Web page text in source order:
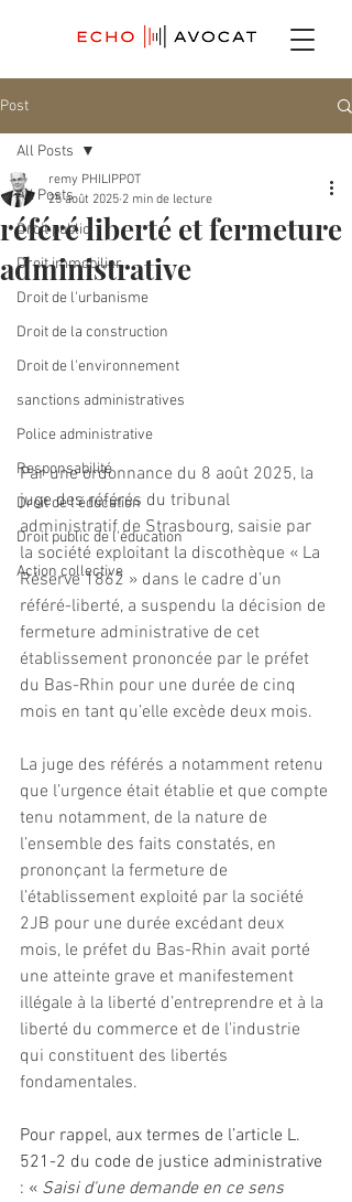
Post
All Posts
Droit public
Droit immobilier
Droit de l'urbanisme
Droit de la construction
Droit de l'environnement
sanctions administratives
Police administrative
Responsabilité
Droit de l'éducation
Droit public de l'éducation
Action collective
All Posts
référé liberté et fermeture
administrative
remy PHILIPPOT
25 août 2025 2 min de lecture
Par une ordonnance du 8 août 2025, la
juge des référés du tribunal
administratif de Strasbourg, saisie par
la société exploitant la discothèque « La
Réserve 1862 » dans le cadre d’un
référé-liberté, a suspendu la décision de
fermeture administrative de cet
établissement prononcée par le préfet
du Bas-Rhin pour une durée de cinq
mois en tant qu’elle excède deux mois.
La juge des référés a notamment retenu
que l’urgence était établie et que compte
tenu notamment, de la nature de
l’ensemble des faits constatés, en
prononçant la fermeture de
l’établissement exploité par la société
2JB pour une durée excédant deux
mois, le préfet du Bas-Rhin avait porté
une atteinte grave et manifestement
illégale à la liberté d’entreprendre et à la
liberté du commerce et de l'industrie
qui constituent des libertés
fondamentales.
Pour rappel, aux termes de l’article L.
521-2 du code de justice administrative
: « Saisi d'une demande en ce sens